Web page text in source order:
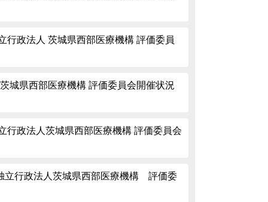
行政法人 茨城県西部医療機構 評価委員
城県西部医療機構 評価委員会開催状況
行政法人茨城県西部医療機構 評価委員会
行政法人茨城県西部医療機構 評価委